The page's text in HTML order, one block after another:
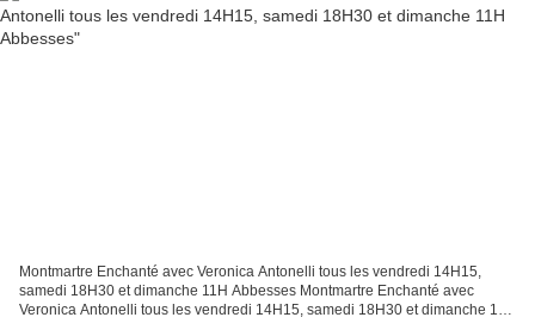
Montmartre Enchanté avec Veronica Antonelli tous les vendredi 14H15,
samedi 18H30 et dimanche 11H Abbesses Montmartre Enchanté avec
Veronica Antonelli tous les vendredi 14H15, samedi 18H30 et dimanche 11H